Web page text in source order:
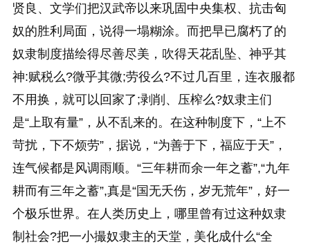
贤良、文学们把汉武帝以来巩固中央集权、抗击匈
奴的胜利局面，说得一塌糊涂。而把早已腐朽了的
奴隶制度描绘得尽善尽美，吹得天花乱坠、神乎其
神:赋税么?微乎其微;劳役么?不过几百里，连衣服都
不用换，就可以回家了;剥削、压榨么?奴隶主们
是“上取有量”，从不乱来的。在这种制度下，“上不
苛扰，下不烦劳”，据说，“为善于下，福应于天”，
连气候都是风调雨顺。“三年耕而余一年之蓄”,“九年
耕而有三年之蓄”,真是“国无夭伤，岁无荒年”，好一
个极乐世界。在人类历史上，哪里曾有过这种奴隶
制社会?把一小撮奴隶主的天堂，美化成什么“全